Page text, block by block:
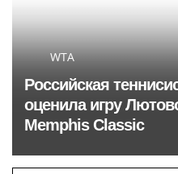
WTA
Российская
оценила игру
Memphis Classic